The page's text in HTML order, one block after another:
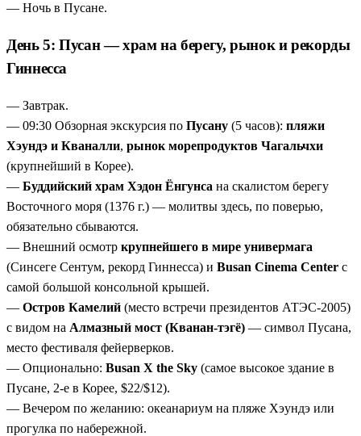
— Ночь в Пусане.
День 5: Пусан — храм на берегу, рынок и рекорды
Гиннесса
— Завтрак.
— 09:30 Обзорная экскурсия по Пусану (5 часов): пляжи
Хэундэ и Кваналли, рынок морепродуктов Чагальчхи
(крупнейший в Корее).
— Буддийский храм Хэдон Ёнгунса на скалистом берегу
Восточного моря (1376 г.) — молитвы здесь, по поверью,
обязательно сбываются.
— Внешний осмотр крупнейшего в мире универмага
(Синсеге Сентум, рекорд Гиннесса) и Busan Cinema Center с
самой большой консольной крышей.
— Остров Камелий (место встречи президентов АТЭС-2005)
с видом на Алмазный мост (Кванан-тэгё) — символ Пусана,
место фестиваля фейерверков.
— Опционально: Busan X the Sky (самое высокое здание в
Пусане, 2-е в Корее, $22/$12).
— Вечером по желанию: океанариум на пляже Хэундэ или
прогулка по набережной.